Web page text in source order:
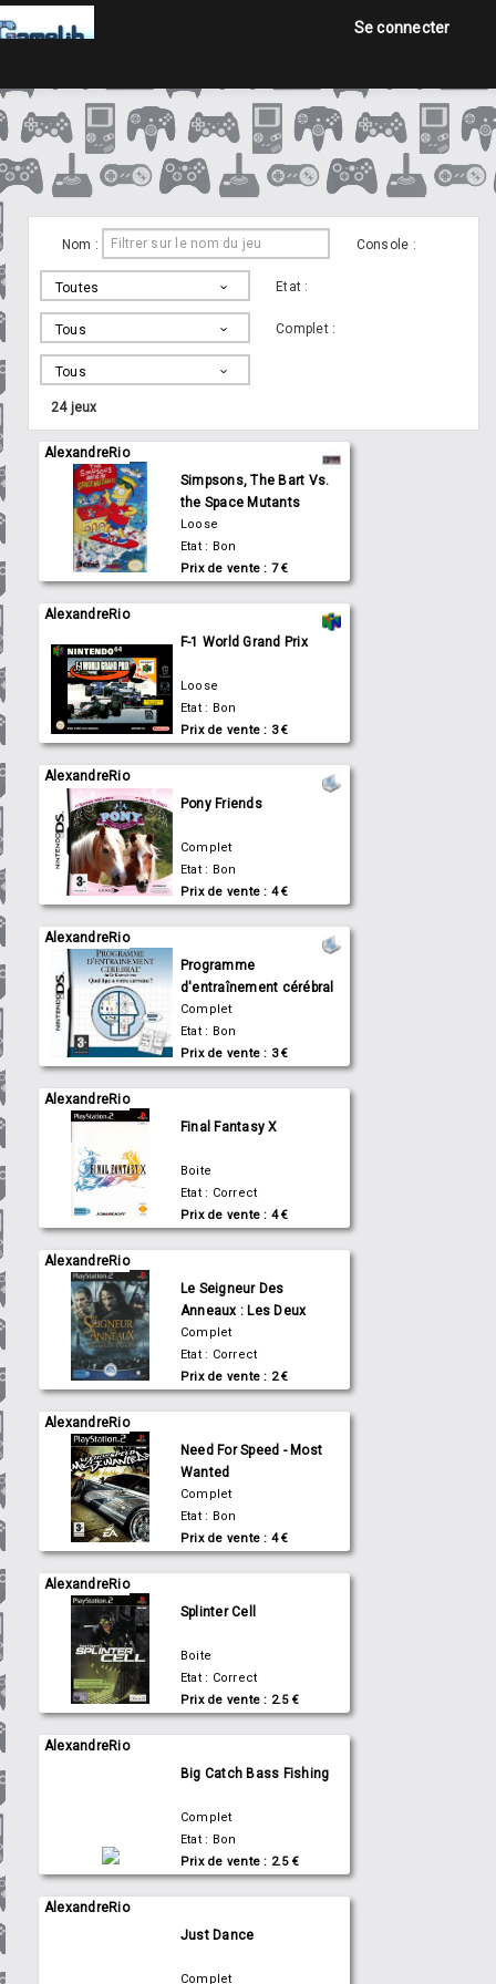
Accueil
Jeux
Se connecter
Nom : Console :
Toutes Etat :
Tous Complet :
Tous
24jeux
AlexandreRio
Simpsons, The Bart Vs.
the Space Mutants
Loose
Etat : Bon
Prix de vente : 7 €
AlexandreRio
F-1 World Grand Prix
Loose
Etat : Bon
Prix de vente : 3 €
AlexandreRio
Pony Friends
Complet
Etat : Bon
Prix de vente : 4 €
AlexandreRio
Programme
d'entraînement cérébral
du Dr Kawashima: Quel
âge a votre cerveau?
Complet
Etat : Bon
Prix de vente : 3 €
AlexandreRio
Final Fantasy X
Boite
Etat : Correct
Prix de vente : 4 €
AlexandreRio
Le Seigneur Des
Anneaux : Les Deux
Tours
Complet
Etat : Correct
Prix de vente : 2 €
AlexandreRio
Need For Speed - Most
Wanted
Complet
Etat : Bon
Prix de vente : 4 €
AlexandreRio
Splinter Cell
Boite
Etat : Correct
Prix de vente : 2.5 €
AlexandreRio
Big Catch Bass Fishing
Complet
Etat : Bon
Prix de vente : 2.5 €
AlexandreRio
Just Dance
Complet